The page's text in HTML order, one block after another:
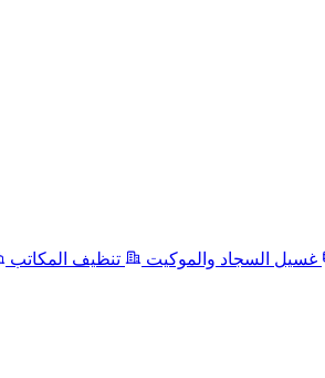
غسيل السجاد والموكيت تنظيف المكاتب